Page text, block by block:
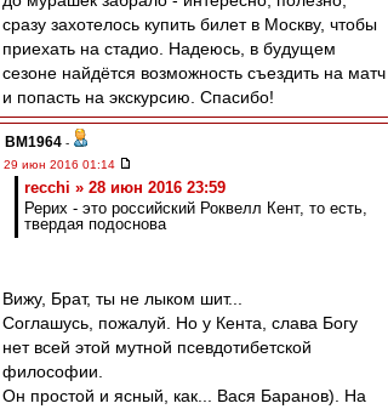
сразу захотелось купить билет в Москву, чтобы
приехать на стадио. Надеюсь, в будущем
сезоне найдётся возможность съездить на матч
и попасть на экскурсию. Спасибо!
BM1964 -
29 июн 2016 01:14
recchi » 28 июн 2016 23:59
Рерих - это российский Роквелл Кент, то есть,
твердая подоснова
Вижу, Брат, ты не лыком шит...
Соглашусь, пожалуй. Но у Кента, слава Богу
нет всей этой мутной псевдотибетской
философии.
Он простой и ясный, как... Вася Баранов). На